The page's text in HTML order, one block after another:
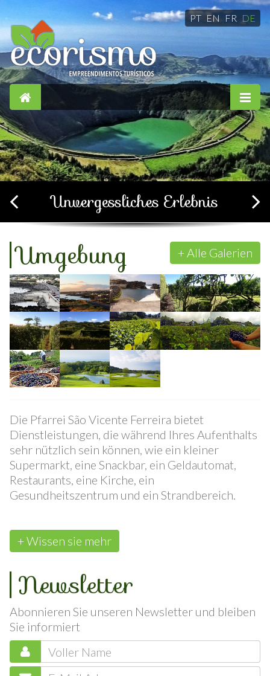
PT EN FR DE
Einfach, komfortabel und
gemütlich
Umgebung
Die Pfarrei São Vicente Ferreira bietet
Dienstleistungen, die während Ihres Aufenthalts
sehr nützlich sein können, wie ein kleiner
Supermarkt, eine Snackbar, ein Geldautomat,
Restaurants, eine Kirche, ein
Newsletter
Abonnieren Sie unseren Newsletter und bleiben
Sie informiert